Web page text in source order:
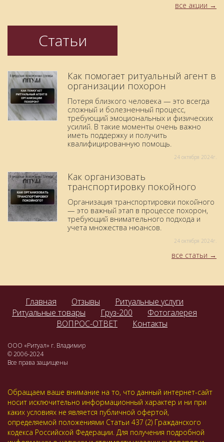
все акции
Статьи
Как помогает ритуальный агент в
организации похорон
Потеря близкого человека — это всегда
сложный и болезненный процесс,
требующий эмоциональных и физических
усилий. В такие моменты очень важно
иметь поддержку и получить
квалифицированную помощь.
24 октября 2024г.
Как организовать
транспортировку покойного
Организация транспортировки покойного
— это важный этап в процессе похорон,
требующий внимательного подхода и
учета множества нюансов.
24 октября 2024г.
все статьи
Главная Отзывы
Ритуальные услуги
Ритуальные товары
Груз-200
Фотогалерея
ВОПРОС-ОТВЕТ
Контакты
ООО «Ритуал» г. Владимир
© 2006-2024
Все права защищены
Обращаем ваше внимание на то, что данный интернет-сайт
носит исключительно информационный характер и ни при
каких условиях не является публичной офертой,
определяемой положениями Статьи 437 (2) Гражданского
кодекса Российской Федерации. Для получения подробной